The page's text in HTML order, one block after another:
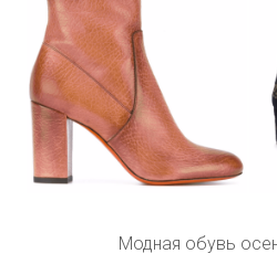
Модная обувь